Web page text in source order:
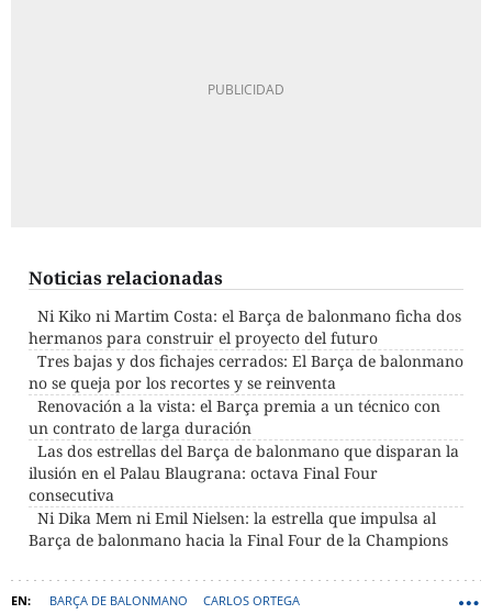
Noticias relacionadas
Ni Kiko ni Martim Costa: el Barça de balonmano ficha dos
hermanos para construir el proyecto del futuro
Tres bajas y dos fichajes cerrados: El Barça de balonmano
no se queja por los recortes y se reinventa
Renovación a la vista: el Barça premia a un técnico con
un contrato de larga duración
Las dos estrellas del Barça de balonmano que disparan la
ilusión en el Palau Blaugrana: octava Final Four
consecutiva
Ni Dika Mem ni Emil Nielsen: la estrella que impulsa al
Barça de balonmano hacia la Final Four de la Champions
BARÇA DE BALONMANO CARLOS ORTEGA